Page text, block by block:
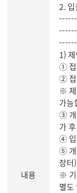
내용
2.
1)
① 접
② 접
※ 제
가능
③ 개
가
④ 입
⑤ 개
장터)
※ 기
별도